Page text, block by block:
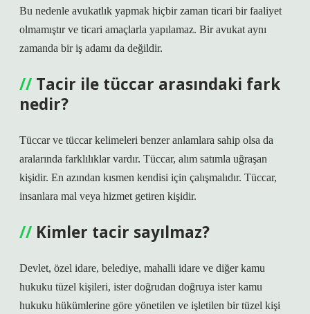
Bu nedenle avukatlık yapmak hiçbir zaman ticari bir faaliyet
olmamıştır ve ticari amaçlarla yapılamaz. Bir avukat aynı
zamanda bir iş adamı da değildir.
Tacir ile tüccar arasındaki fark
nedir?
Tüccar ve tüccar kelimeleri benzer anlamlara sahip olsa da
aralarında farklılıklar vardır. Tüccar, alım satımla uğraşan
kişidir. En azından kısmen kendisi için çalışmalıdır. Tüccar,
insanlara mal veya hizmet getiren kişidir.
Kimler tacir sayılmaz?
Devlet, özel idare, belediye, mahalli idare ve diğer kamu
hukuku tüzel kişileri, ister doğrudan doğruya ister kamu
hukuku hükümlerine göre yönetilen ve işletilen bir tüzel kişi